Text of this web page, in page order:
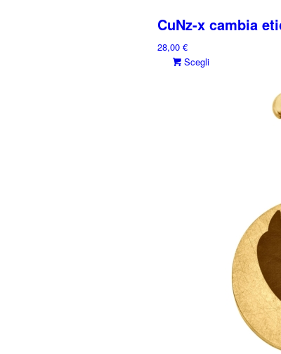
CuNz-x cambia
28,00 €
Scegli
pagina
prodotto